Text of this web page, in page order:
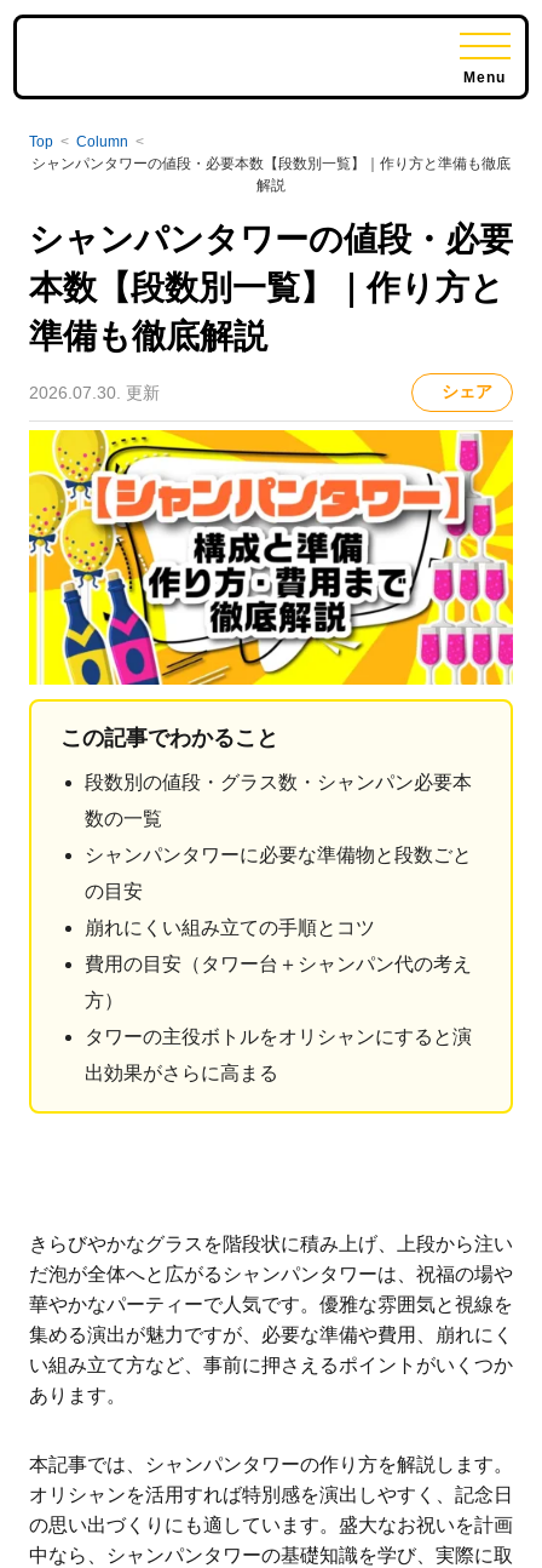
Menu
Top < Column <
シャンパンタワーの値段・必要本数【段数別一覧】｜作り方と準備も徹底
解説
シャンパンタワーの値段・必要
本数【段数別一覧】｜作り方と
準備も徹底解説
2026.07.30. 更新 シェア
この記事でわかること
段数別の値段・グラス数・シャンパン必要本
数の一覧
シャンパンタワーに必要な準備物と段数ごと
の目安
崩れにくい組み立ての手順とコツ
費用の目安（タワー台＋シャンパン代の考え
方）
タワーの主役ボトルをオリシャンにすると演
出効果がさらに高まる
きらびやかなグラスを階段状に積み上げ、上段から注い
だ泡が全体へと広がるシャンパンタワーは、祝福の場や
華やかなパーティーで人気です。優雅な雰囲気と視線を
集める演出が魅力ですが、必要な準備や費用、崩れにく
い組み立て方など、事前に押さえるポイントがいくつか
あります。
本記事では、シャンパンタワーの作り方を解説します。
オリシャンを活用すれば特別感を演出しやすく、記念日
の思い出づくりにも適しています。盛大なお祝いを計画
中なら、シャンパンタワーの基礎知識を学び、実際に取